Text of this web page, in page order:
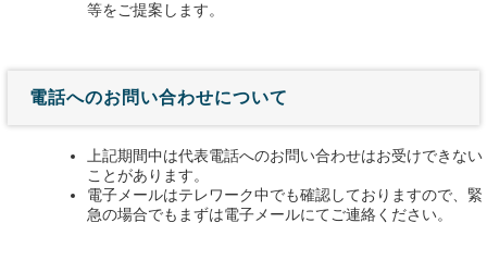
等をご提案します。
電話へのお問い合わせについて
上記期間中は代表電話へのお問い合わせはお受けできない
ことがあります。
電子メールはテレワーク中でも確認しておりますので、緊
急の場合でもまずは電子メールにてご連絡ください。